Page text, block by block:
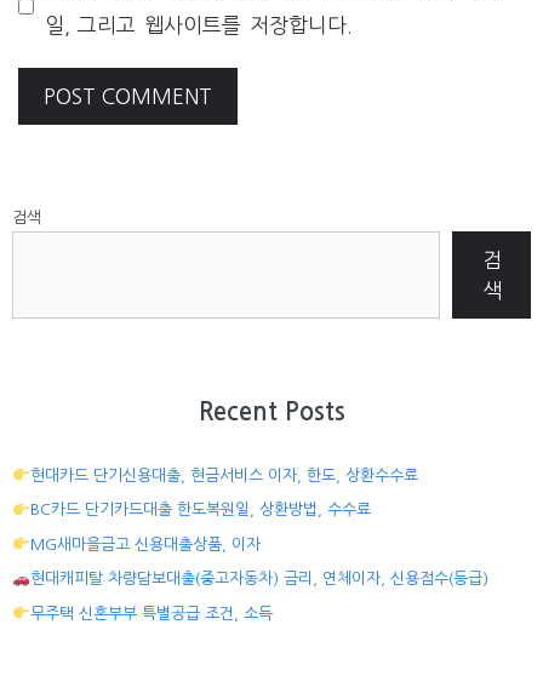
일, 그리고 웹사이트를 저장합니다.
검색
검
색
Recent Posts
현대카드 단기신용대출, 현금서비스 이자, 한도, 상환수수료
BC카드 단기카드대출 한도복원일, 상환방법, 수수료
MG새마을금고 신용대출상품, 이자
현대캐피탈 차량담보대출(중고자동차) 금리, 연체이자, 신용점수(등급)
무주택 신혼부부 특별공급 조건, 소득